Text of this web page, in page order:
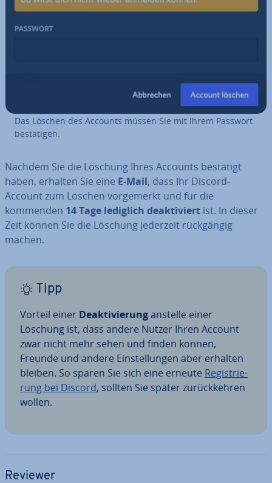
Das Löschen des Accounts müssen Sie mit Ihrem Passwort
be­stä­ti­gen.
Nachdem Sie die Löschung Ihres Accounts bestätigt
haben, erhalten Sie eine E-Mail, dass Ihr Discord-
Account zum Löschen vor­ge­merkt und für die
kommenden 14 Tage lediglich de­ak­ti­viert ist. In dieser
Zeit können Sie die Löschung jederzeit rück­gän­gig
machen.
Tipp
Vorteil einer De­ak­ti­vie­runganstelle einer
Löschung ist, dass andere Nutzer Ihren Account
zwar nicht mehr sehen und finden können,
Freunde und andere Ein­stel­lun­gen aber erhalten
bleiben. So sparen Sie sich eine erneute Re­gis­trie­
rung bei Discord, sollten Sie später zu­rück­keh­ren
wollen.
Reviewer